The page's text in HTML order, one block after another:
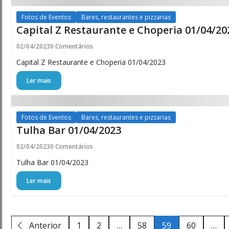
Fotos de Eventos Bares, restaurantes e pizzarias
Capital Z Restaurante e Choperia 01/04/
02/04/20230 Comentários
Capital Z Restaurante e Choperia 01/04/2023
Ler mais
Fotos de Eventos Bares, restaurantes e pizzarias
Tulha Bar 01/04/2023
02/04/20230 Comentários
Tulha Bar 01/04/2023
Ler mais
Anterior 1 2 … 58 59 60 …